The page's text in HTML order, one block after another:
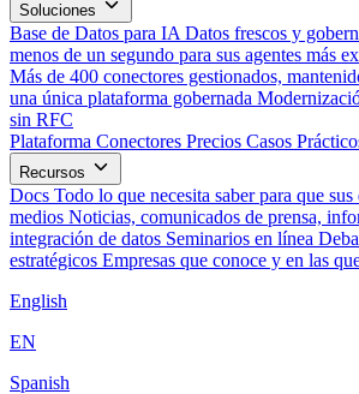
Soluciones
Base de Datos para IA Datos frescos y
menos de un segundo para sus agentes más
Más de 400 conectores gestionados,
una única plataforma gobernada
sin RFC
Plataforma Conectores Precios Casos
Recursos
Docs Todo lo que necesita saber para que
medios Noticias, comunicados de prensa,
integración de datos Seminarios en línea
estratégicos Empresas que conoce y en las
English
EN
Spanish